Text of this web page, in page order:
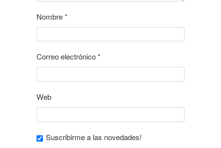
Nombre*
Correo electrónico*
Web
Suscribirme a las novedades!